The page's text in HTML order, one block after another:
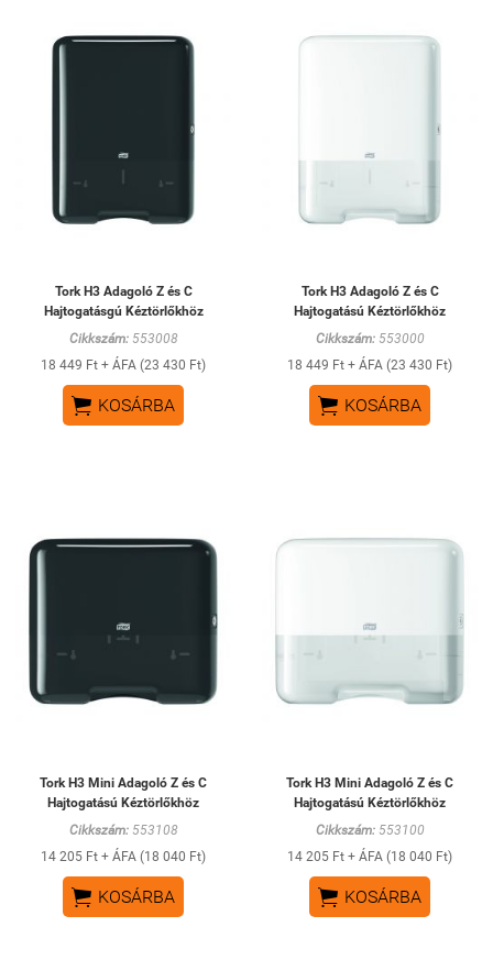
Tork H3 Adagoló Z és C
Hajtogatásgú Kéztörlőkhöz
Cikkszám:553008
18 449 Ft + ÁFA (23 430 Ft)
 KOSÁRBA
Tork H3 Adagoló Z és C
Hajtogatású Kéztörlőkhöz
Cikkszám:553000
18 449 Ft + ÁFA (23 430 Ft)
 KOSÁRBA
Tork H3 Mini Adagoló Z és C
Hajtogatású Kéztörlőkhöz
Cikkszám:553108
14 205 Ft + ÁFA (18 040 Ft)
 KOSÁRBA
Tork H3 Mini Adagoló Z és C
Hajtogatású Kéztörlőkhöz
Cikkszám:553100
14 205 Ft + ÁFA (18 040 Ft)
 KOSÁRBA